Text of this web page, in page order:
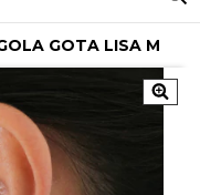
GOTA LISA M